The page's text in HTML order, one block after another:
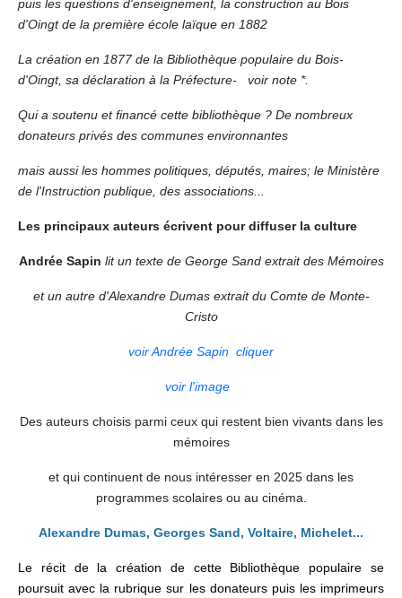
puis les questions d'enseignement, la construction au Bois
d'Oingt de la première école laïque en 1882
La création en 1877 de la Bibliothèque populaire du Bois-
d'Oingt, sa déclaration à la Préfecture- voir note *.
Qui a soutenu et financé cette bibliothèque ? De nombreux
donateurs privés des communes environnantes
mais aussi les hommes politiques, députés, maires; le Ministère
de l'Instruction publique, des associations...
Les principaux auteurs écrivent pour diffuser la culture
Andrée Sapin lit un texte de George Sand extrait des Mémoires
et un autre d'Alexandre Dumas extrait du Comte de Monte-
Cristo
voir Andrée Sapin cliquer
voir l'image
Des auteurs choisis parmi ceux qui restent bien vivants dans les
mémoires
et qui continuent de nous intéresser en 2025 dans les
programmes scolaires ou au cinéma.
Alexandre Dumas, Georges Sand, Voltaire, Michelet...
Le récit de la création de cette Bibliothèque populaire se
poursuit avec la rubrique sur les donateurs puis les imprimeurs